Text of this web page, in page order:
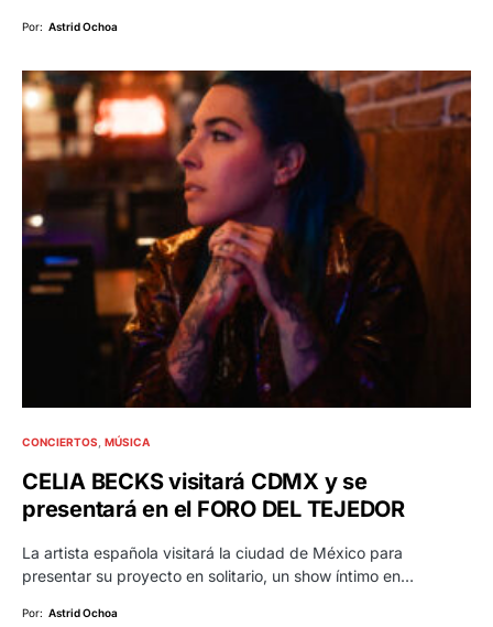
Por: Astrid Ochoa
CONCIERTOS MÚSICA
CELIA BECKS visitará CDMX y se
presentará en el FORO DEL TEJEDOR
La artista española visitará la ciudad de México para
presentar su proyecto en solitario, un show íntimo en…
Por: Astrid Ochoa